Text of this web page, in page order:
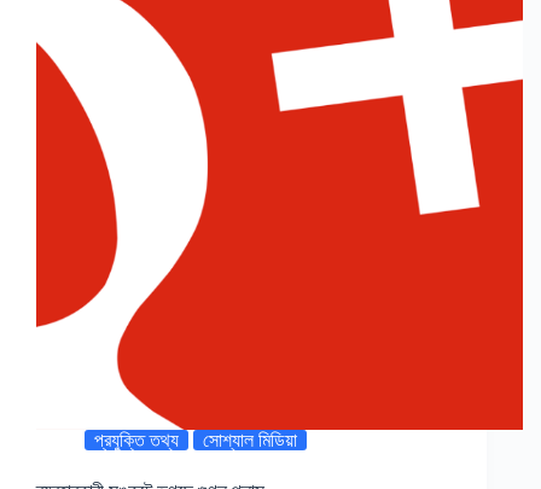
প্রযুক্তি তথ্য সোশ্যাল মিডিয়া